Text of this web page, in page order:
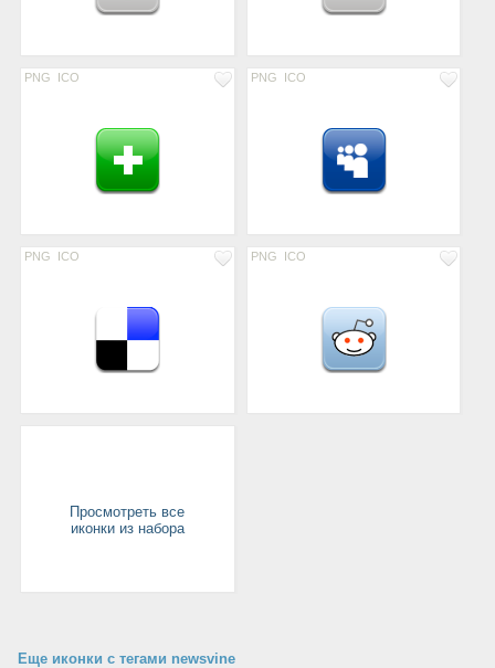
PNG ICO PNG ICO
PNG ICO PNG ICO
Просмотреть все
иконки из набора
Еще иконки с тегами newsvine